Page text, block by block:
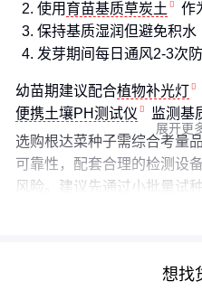
使用 育苗基质草炭土
作
保持基质湿润但避免积水
发芽期间每日通风2-3次
幼苗期建议配合植物补光灯
便携土壤PH测试仪
监测基
选购根达菜种子需综合考量
可靠性，配套合理的检测设
风险。建议先通过小批量试
展开更
想找